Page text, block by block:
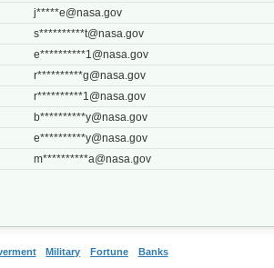
j*****e@nasa.gov
s**********t@nasa.gov
e**********1@nasa.gov
r**********g@nasa.gov
r**********1@nasa.gov
b**********y@nasa.gov
e**********y@nasa.gov
m**********a@nasa.gov
Military Fortune Banks